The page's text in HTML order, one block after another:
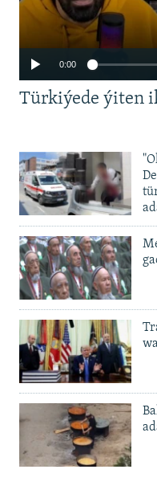
0:00
Türkiýede ýiten